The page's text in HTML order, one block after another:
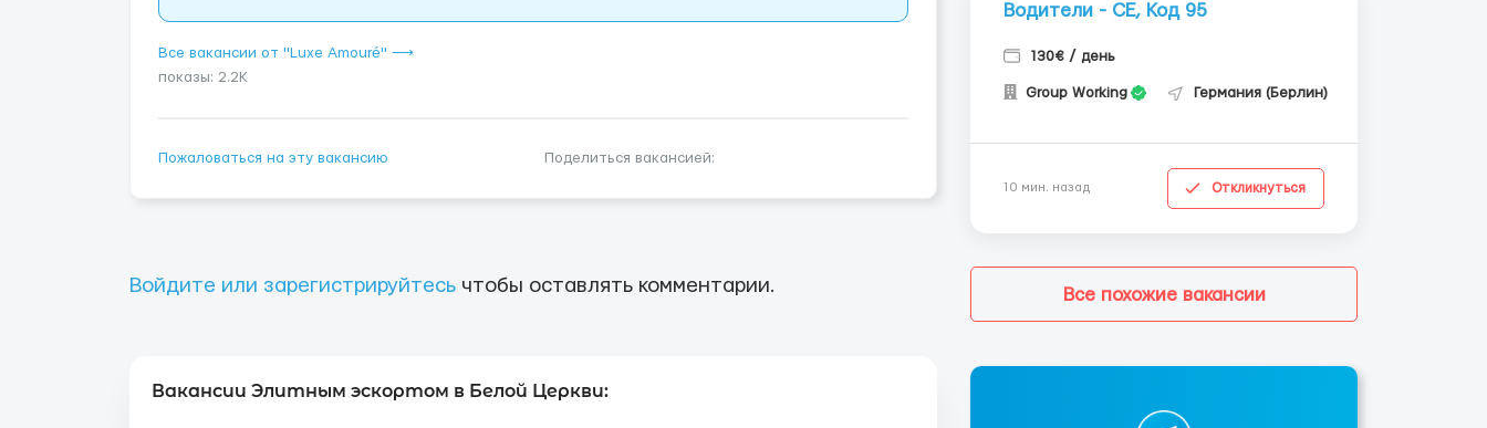
Все вакансии от "Luxe Amouré" ⟶
показы: 2.2K
Пожаловаться на эту вакансию Поделиться вакансией:
Войдите или зарегистрируйтесь чтобы оставлять комментарии.
Вакансии Элитным эскортом в Белой Церкви:
Водители - СЕ, Код 95
130€ / день
Group Working Германия (Берлин)
10 мин. назад Откликнуться
Все похожие вакансии